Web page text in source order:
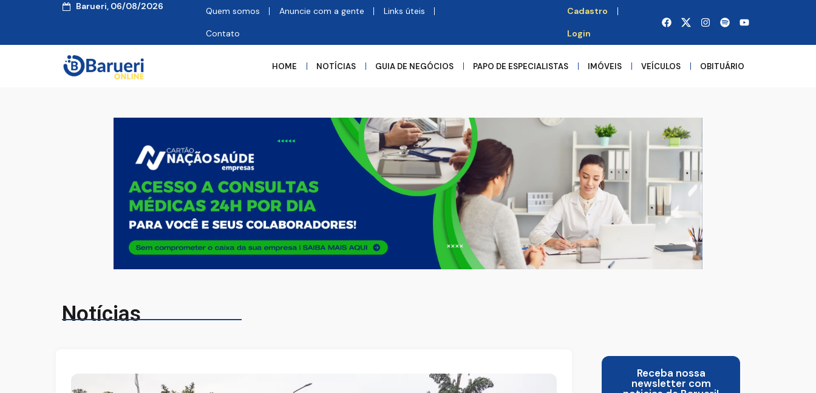
Barueri, 06/08/2026 Quem somos Anuncie com a gente Links úteis
Contato
Cadastro
Login
HOME NOTÍCIAS GUIA DE NEGÓCIOS PAPO DE ESPECIALISTAS IMÓVEIS VEÍCULOS OBITUÁRIO
Notícias
Receba nossa
newsletter com